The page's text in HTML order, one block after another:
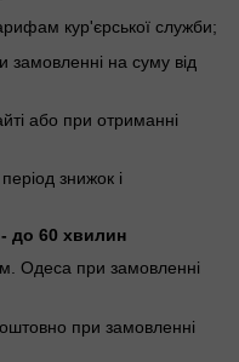
кур'єрської служби;
замовленні на суму від
або при отриманні
знижок і
до 60 хвилин
Одеса при замовленні
при замовленні